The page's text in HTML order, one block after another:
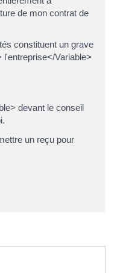
de mon contrat de
constituent un grave
Variable>
devant le conseil
un reçu pour